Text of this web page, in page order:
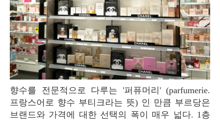
향수를 전문적으로 다루는 '퍼퓨머리' (parfumerie.
프랑스어로 향수 부티크라는 뜻) 인 만큼 부르당은
브랜드와 가격에 대한 선택의 폭이 매우 넓다. 1층